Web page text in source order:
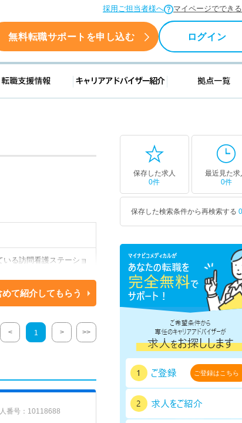
採用ご担当者様へ マイページででき
無料転職サポートを申し込む ログイン
功事例 転職支援情報 キャリアアドバイザ
る訪問看護ステーショ
て紹介してもらう
< 1 > >>
番号：10118688
保存した求人
0件
最近見た求
0件
保存した検索条件から再検索する
ご登録はこちら